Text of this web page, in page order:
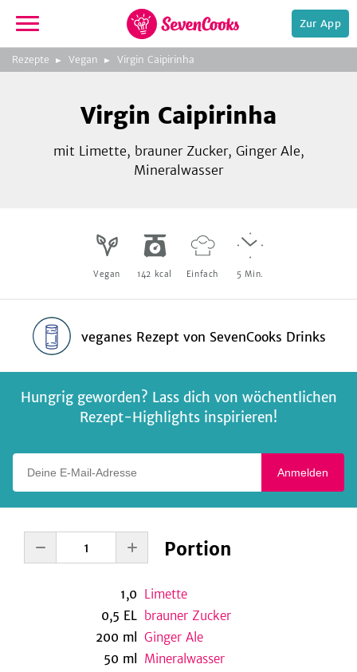
zur
Startseite
Zur App
Rezepte Vegan Virgin Caipirinha
Bild
3
zeigen
Virgin Caipirinha
mit Limette, brauner Zucker, Ginger Ale,
Mineralwasser
Vegan 142 kcal Einfach 5 Min.
veganes Rezeptvon SevenCooks Drinks
Hungrig geworden? Lass dich von wöchentlichen
Rezept-Highlights inspirieren!
Anmelden
Portion
1,0 Limette
0,5 EL brauner Zucker
200 ml
Ginger Ale
50 ml
Mineralwasser